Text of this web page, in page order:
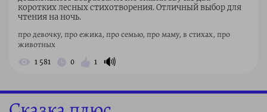
коротких лесных стихотворения. Отличный выбор для
чтения на ночь.
про девочку, про ежика, про семью, про маму, в стихах, про
животных
1 581 0 1 🔊